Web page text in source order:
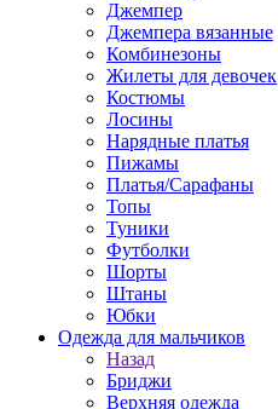
Джемпер
Джемпера вязанные
Комбинезоны
Жилеты для девочек
Костюмы
Лосины
Нарядные платья
Пижамы
Платья/Сарафаны
Топы
Туники
Футболки
Шорты
Штаны
Юбки
Одежда для мальчиков
Назад
Бриджи
Верхняя одежда